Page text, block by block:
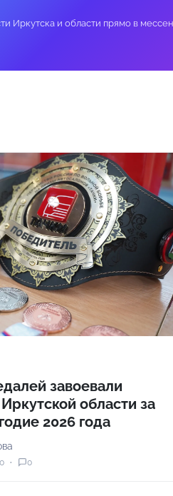
Иркутска и области прямо в
завоевали
области за
2026 года
0